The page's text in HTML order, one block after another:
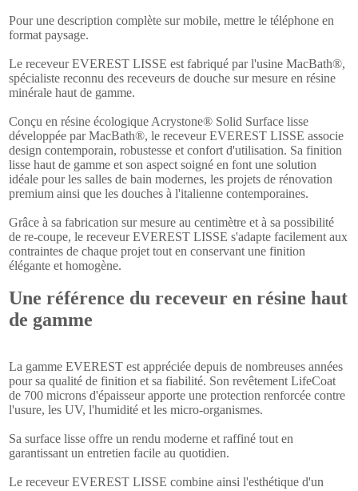
Pour une description complète sur mobile, mettre le téléphone en
format paysage.
Le receveur EVEREST LISSE est fabriqué par l'usine MacBath®,
spécialiste reconnu des receveurs de douche sur mesure en résine
minérale haut de gamme.
Conçu en résine écologique Acrystone® Solid Surface lisse
développée par MacBath®, le receveur EVEREST LISSE associe
design contemporain, robustesse et confort d'utilisation. Sa finition
lisse haut de gamme et son aspect soigné en font une solution
idéale pour les salles de bain modernes, les projets de rénovation
premium ainsi que les douches à l'italienne contemporaines.
Grâce à sa fabrication sur mesure au centimètre et à sa possibilité
de re-coupe, le receveur EVEREST LISSE s'adapte facilement aux
contraintes de chaque projet tout en conservant une finition
élégante et homogène.
Une référence du receveur en résine haut
de gamme
La gamme EVEREST est appréciée depuis de nombreuses années
pour sa qualité de finition et sa fiabilité. Son revêtement LifeCoat
de 700 microns d'épaisseur apporte une protection renforcée contre
l'usure, les UV, l'humidité et les micro-organismes.
Sa surface lisse offre un rendu moderne et raffiné tout en
garantissant un entretien facile au quotidien.
Le receveur EVEREST LISSE combine ainsi l'esthétique d'un